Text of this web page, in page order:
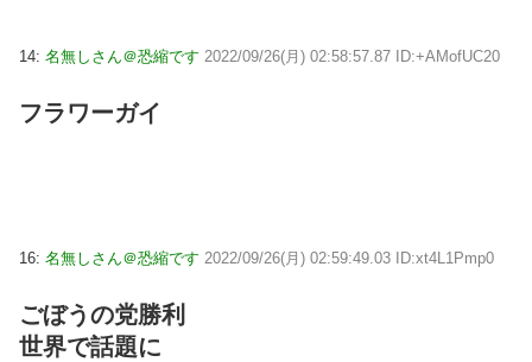
14: 名無しさん＠恐縮です 2022/09/26(月) 02:58:57.87 ID:+AMofUC20
フラワーガイ
16: 名無しさん＠恐縮です 2022/09/26(月) 02:59:49.03 ID:xt4L1Pmp0
ごぼうの党勝利
世界で話題に